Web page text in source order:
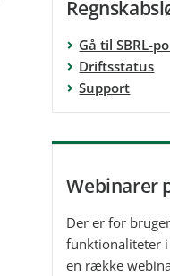
Gå til SBRL-
Driftsstatus
Support
Webinarer
Der er for
funktionaliteter i
en række